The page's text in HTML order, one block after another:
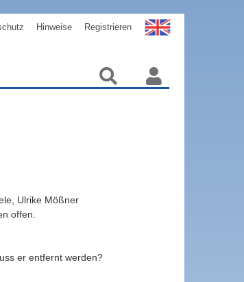
Hinweise Registrieren
Ulrike Mößner
offen.
er entfernt werden?